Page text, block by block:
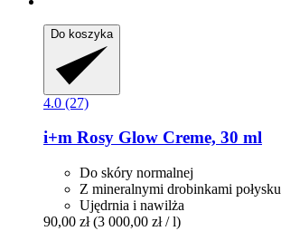
Do koszyka
4.0 (27)
i+m Rosy Glow Creme, 30 ml
Do skóry normalnej
Z mineralnymi drobinkami połysku
Ujędrnia i nawilża
90,00 zł (3 000,00 zł / l)